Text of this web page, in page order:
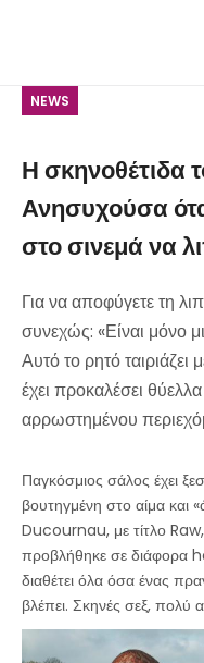
NEWS
Η σκηνοθέτιδα
Ανησυχούσα
στο σινεμά να
Για να αποφύγετε τη
συνεχώς: «Είναι μόνο
Αυτό το ρητό
έχει προκαλέσει
αρρωστημένου
Παγκόσμιος σάλος έχει
βουτηγμένη στο αίμα και
Ducournau, με τίτλο
προβλήθηκε σε διάφορα
διαθέτει όλα όσα ένας
βλέπει. Σκηνές σεξ, πολύ